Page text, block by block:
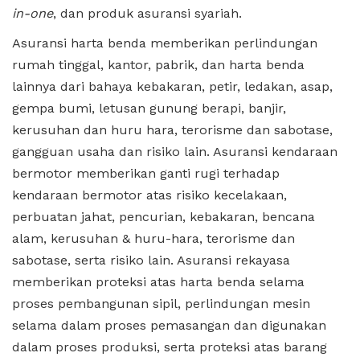
in-one, dan produk asuransi syariah.
Asuransi harta benda memberikan perlindungan
rumah tinggal, kantor, pabrik, dan harta benda
lainnya dari bahaya kebakaran, petir, ledakan, asap,
gempa bumi, letusan gunung berapi, banjir,
kerusuhan dan huru hara, terorisme dan sabotase,
gangguan usaha dan risiko lain. Asuransi kendaraan
bermotor memberikan ganti rugi terhadap
kendaraan bermotor atas risiko kecelakaan,
perbuatan jahat, pencurian, kebakaran, bencana
alam, kerusuhan & huru-hara, terorisme dan
sabotase, serta risiko lain. Asuransi rekayasa
memberikan proteksi atas harta benda selama
proses pembangunan sipil, perlindungan mesin
selama dalam proses pemasangan dan digunakan
dalam proses produksi, serta proteksi atas barang